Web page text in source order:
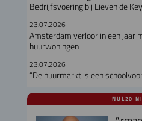
Bedrijfsvoering bij Lieven de Key
23.07.2026
Amsterdam verloor in een jaar
huurwoningen
23.07.2026
“De huurmarkt is een
NUL20